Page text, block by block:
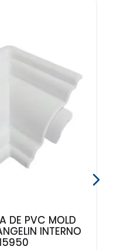
DE PVC MOLD
INTERNO